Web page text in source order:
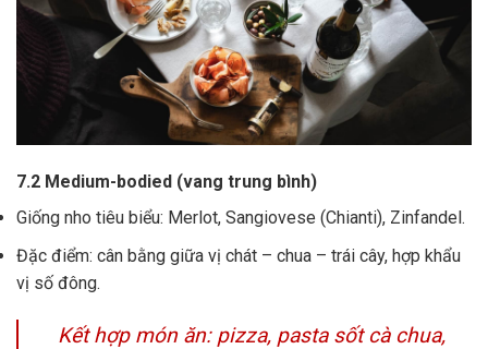
7.2 Medium-bodied (vang trung bình)
Giống nho tiêu biểu: Merlot, Sangiovese (Chianti), Zinfandel.
Đặc điểm: cân bằng giữa vị chát – chua – trái cây, hợp khẩu
vị số đông.
Kết hợp món ăn: pizza, pasta sốt cà chua,